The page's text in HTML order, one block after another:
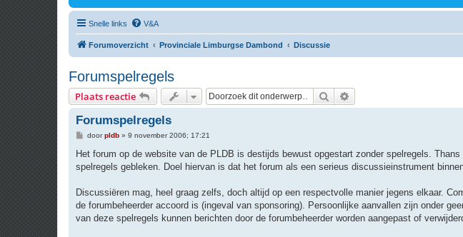
Snelle links V&A
Forumoverzicht Provinciale Limburgse Dambond Discussie
Forumspelregels
Plaats reactie Zoek
Forumspelregels
B
r
c
doorpldb» 9 november 2006; 17:21
Het forum op de website van de PLDB is destijds bewust opgestart zonder spelregels.
spelregels gebleken. Doel hiervan is dat het forum als een serieus discussieinstrument
Discussiëren mag, heel graag zelfs, doch altijd op een respectvolle manier jegens elkaar.
de forumbeheerder accoord is (ingeval van sponsoring). Persoonlijke aanvallen zijn onder
van deze spelregels kunnen berichten door de forumbeheerder worden aangepast of